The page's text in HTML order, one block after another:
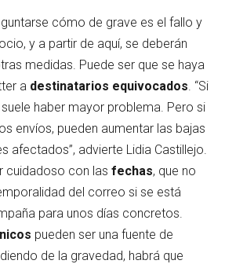
cómo de grave es el fallo y
y a partir de aquí, se deberán
medidas. Puede ser que se haya
a destinatarios equivocados . “Si
haber mayor problema. Pero si
envíos, pueden aumentar las bajas
afectados”, advierte Lidia Castillejo.
cuidadoso con las fechas, que no
del correo si se está
para unos días concretos.
pueden ser una fuente de
de la gravedad, habrá que